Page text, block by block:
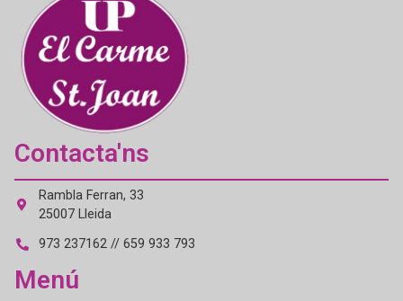
Contacta'ns
Rambla Ferran, 33
25007 Lleida
973 237162 // 659 933 793
Menú